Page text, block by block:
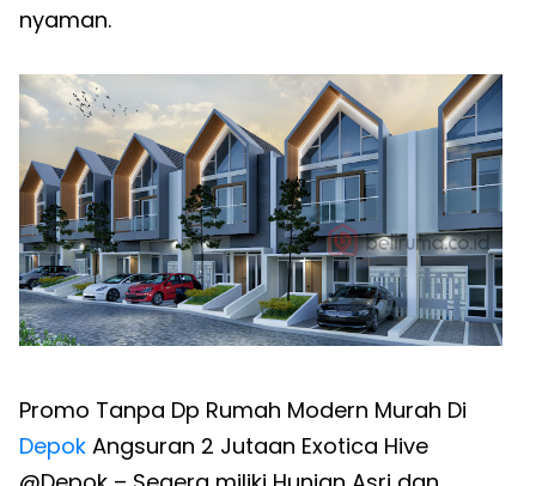
nyaman.
Promo Tanpa Dp Rumah Modern Murah Di
Depok Angsuran 2 Jutaan Exotica Hive